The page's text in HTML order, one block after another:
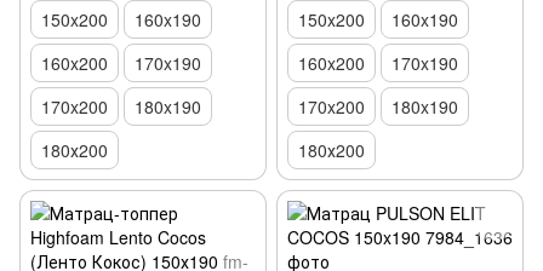
150x200
160x190
160x200
170x190
170x200
180x190
180х200
150x200
160x190
160x200
170x190
170x200
180x190
180х200